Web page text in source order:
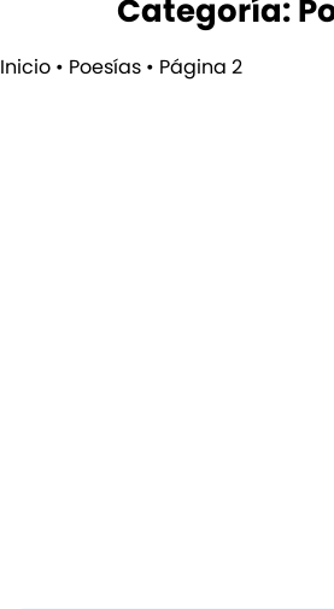
Categoría:
Inicio • Poesías • Página 2